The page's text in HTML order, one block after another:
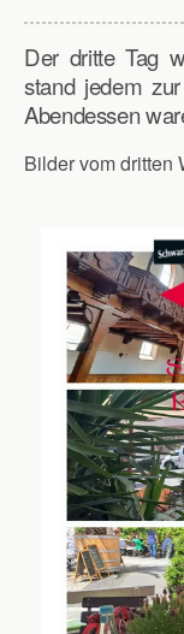
Der dritte Tag
stand jedem
Abendessen
Bilder vom dritten